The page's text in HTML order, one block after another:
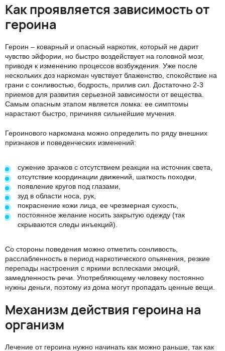
Как проявляется зависимость от
героина
Героин – коварный и опасный наркотик, который не дарит
чувство эйфории, но быстро воздействует на головной мозг,
приводя к изменению процессов возбуждения. Уже после
нескольких доз наркоман чувствует блаженство, спокойствие на
грани с сонливостью, бодрость, прилив сил. Достаточно 2-3
приемов для развития серьезной зависимости от вещества.
Самым опасным этапом является ломка: ее симптомы
нарастают быстро, причиняя сильнейшие мучения.
Героинового наркомана можно определить по ряду внешних
признаков и поведенческих изменений:
сужение зрачков с отсутствием реакции на источник света,
отсутствие координации движений, шаткость походки,
появление кругов под глазами,
зуд в области носа, рук,
покраснение кожи лица, ее чрезмерная сухость,
постоянное желание носить закрытую одежду (так
скрываются следы инъекций).
Со стороны поведения можно отметить сонливость,
расслабленность в период наркотического опьянения, резкие
перепады настроения с яркими всплесками эмоций,
замедленность речи. Употребляющему человеку постоянно
нужны деньги, поэтому из дома могут пропадать ценные вещи.
Механизм действия героина на
организм
Лечение от героина нужно начинать как можно раньше, так как